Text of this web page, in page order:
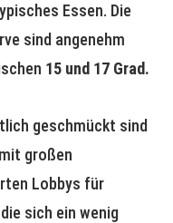
Essen. Die
sind angenehm
15 und 17 Grad.
geschmückt sind
großen
Lobbys für
sich ein wenig